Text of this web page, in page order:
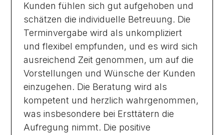
Kunden fühlen sich gut aufgehoben und
schätzen die individuelle Betreuung. Die
Terminvergabe wird als unkompliziert
und flexibel empfunden, und es wird sich
ausreichend Zeit genommen, um auf die
Vorstellungen und Wünsche der Kunden
einzugehen. Die Beratung wird als
kompetent und herzlich wahrgenommen,
was insbesondere bei Ersttätern die
Aufregung nimmt. Die positive